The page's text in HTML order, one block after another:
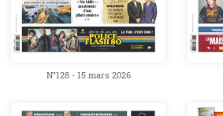
N°128 - 15 mars 2026